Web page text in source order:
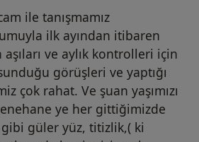
ile tanışmamız
ilk ayından itibaren
ve aylık kontrolleri için
görüşleri ve yaptığı
çok rahat. Ve şuan yaşımızı
ye her gittiğimizde
güler yüz, titizlik,( ki